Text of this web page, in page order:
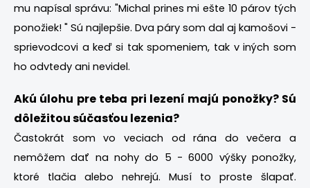
mu napísal správu: "Michal prines mi ešte 10 párov tých
ponožiek! " Sú najlepšie. Dva páry som dal aj kamošovi -
sprievodcovi a keď si tak spomeniem, tak v iných som
ho odvtedy ani nevidel.
Akú úlohu pre teba pri lezení majú ponožky? Sú
dôležitou súčasťou lezenia?
Častokrát som vo veciach od rána do večera a
nemôžem dať na nohy do 5 - 6000 výšky ponožky,
ktoré tlačia alebo nehrejú. Musí to proste šlapať.